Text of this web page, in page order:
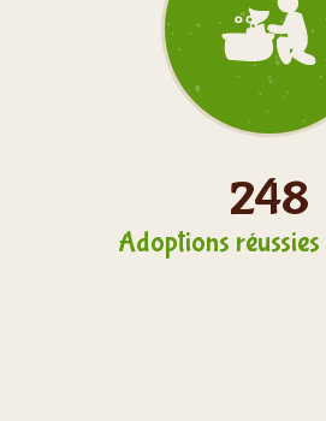
297
Adoptions